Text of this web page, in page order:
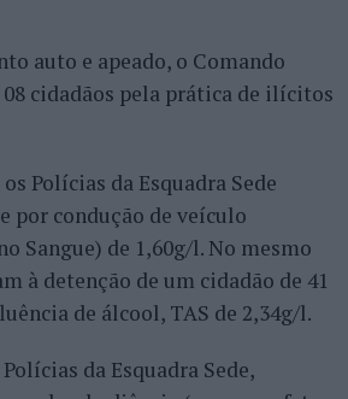
auto e apeado, o Comando
cidadãos pela prática de ilícitos
Polícias da Esquadra Sede
por condução de veículo
Sangue) de 1,60g/l. No mesmo
à detenção de um cidadão de 41
de álcool, TAS de 2,34g/l.
da Esquadra Sede,